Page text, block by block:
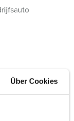
Über Cookies